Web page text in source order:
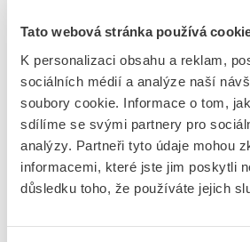
Tato webová stránka používá
K personalizaci obsahu a reklam,
sociálních médií a analýze naší
soubory cookie. Informace o tom,
sdílíme se svými partnery pro
analýzy. Partneři tyto údaje mohou
informacemi, které jste jim poskytli
důsledku toho, že používáte jejich